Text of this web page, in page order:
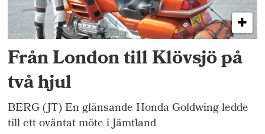
Från London till Klövsjö på
två hjul
BERG (JT) En glänsande Honda Goldwing ledde
till ett oväntat möte i Jämtland